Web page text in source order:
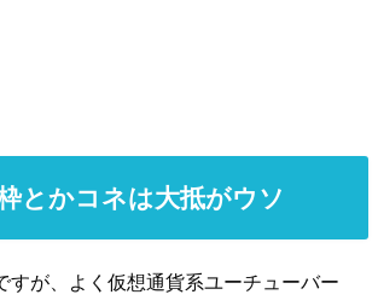
とかコネは大抵がウソ
すが、よく仮想通貨系ユーチューバー